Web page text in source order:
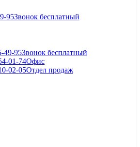
95Звонок бесплатный
49-95Звонок бесплатный
01-74Офис
02-05Отдел продаж